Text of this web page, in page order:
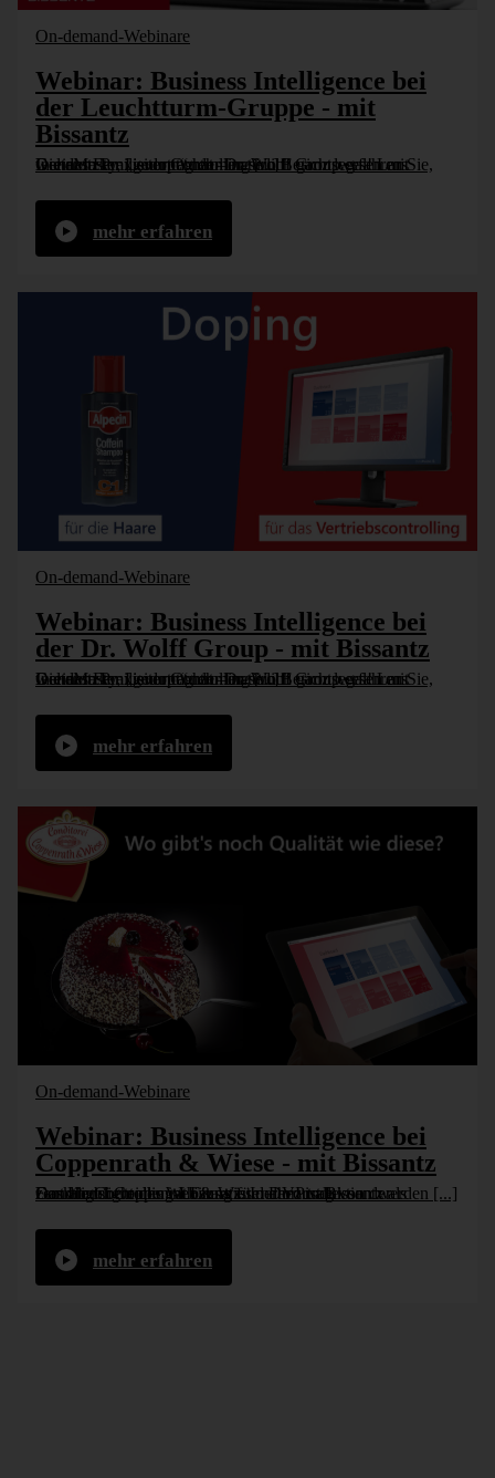
On-demand-Webinare
Webinar: Business Intelligence bei
der Leuchtturm-Gruppe - mit
Bissantz
In einem Praxisvortrag der Dr. Wolff Group erfahren Sie, wie das Familienunternehmen sein Berichtswesen mit DeltaMaster „gedopt“ hat – natürlich ganz legal! Lars Generotzky, Leiter Controlling [...]
mehr erfahren
On-demand-Webinare
Webinar: Business Intelligence bei
der Dr. Wolff Group - mit Bissantz
In einem Praxisvortrag der Dr. Wolff Group erfahren Sie, wie das Familienunternehmen sein Berichtswesen mit DeltaMaster „gedopt“ hat – natürlich ganz legal! Lars Generotzky, Leiter Controlling [...]
mehr erfahren
On-demand-Webinare
Webinar: Business Intelligence bei
Coppenrath & Wiese - mit Bissantz
Das Highlight des Webinars ist der Vortrag von der Conditorei Coppenrath & Wiese. Dort ist Bissantz als zentrale Controlling-Lösung für nahezu alle Funktionsbereiche im Einsatz. In der Produktion werden [...]
mehr erfahren